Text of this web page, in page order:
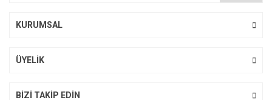
KURUMSAL
ÜYELİK
BİZİ TAKİP EDİN